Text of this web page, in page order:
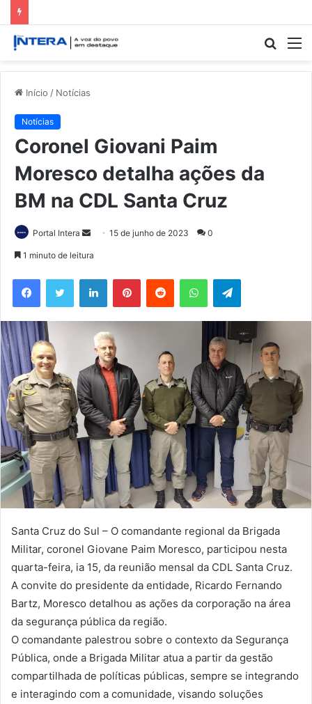
Início / Notícias
Notícias
Coronel Giovani Paim
Moresco detalha ações da
BM na CDL Santa Cruz
Portal Intera
Mande
mail
15 de junho de 2023 0
1 minuto de leitura
FacebookTwitter LinkedinPinterestReddit WhatsAppTelegram
Santa Cruz do Sul – O comandante regional da Brigada
Militar, coronel Giovane Paim Moresco, participou nesta
quarta-feira, ia 15, da reunião mensal da CDL Santa Cruz.
A convite do presidente da entidade, Ricardo Fernando
Bartz, Moresco detalhou as ações da corporação na área
da segurança pública da região.
O comandante palestrou sobre o contexto da Segurança
Pública, onde a Brigada Militar atua a partir da gestão
compartilhada de políticas públicas, sempre se integrando
e interagindo com a comunidade, visando soluções